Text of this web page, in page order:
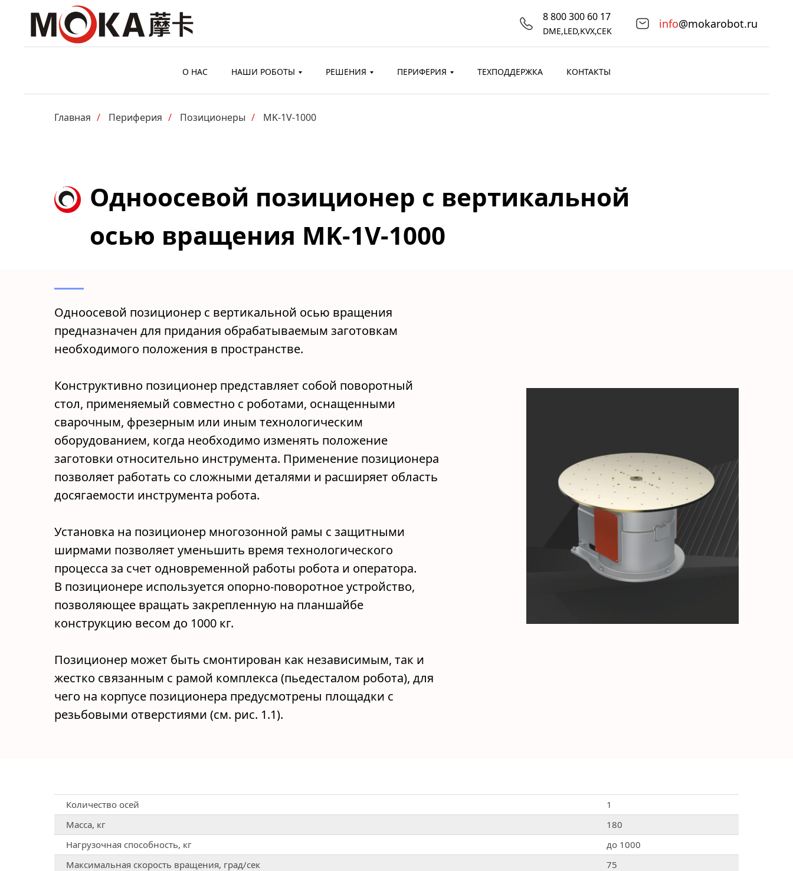
8 800 300 60 17
DME,LED,KVX,CEK
info@mokarobot.ru
О НАС НАШИ РОБОТЫ РЕШЕНИЯ ПЕРИФЕРИЯ ТЕХПОДДЕРЖКА КОНТАКТЫ
Главная / Периферия / Позиционеры / MK-1V-1000
Одноосевой позиционер с вертикальной
осью вращения MK-1V-1000
Одноосевой позиционер с вертикальной осью вращения
предназначен для придания обрабатываемым заготовкам
необходимого положения в пространстве.
Конструктивно позиционер представляет собой поворотный
стол, применяемый совместно с роботами, оснащенными
сварочным, фрезерным или иным технологическим
оборудованием, когда необходимо изменять положение
заготовки относительно инструмента. Применение позиционера
позволяет работать со сложными деталями и расширяет область
досягаемости инструмента робота.
Установка на позиционер многозонной рамы с защитными
ширмами позволяет уменьшить время технологического
процесса за счет одновременной работы робота и оператора.
В позиционере используется опорно-поворотное устройство,
позволяющее вращать закрепленную на планшайбе
конструкцию весом до 1000 кг.
Позиционер может быть смонтирован как независимым, так и
жестко связанным с рамой комплекса (пьедесталом робота), для
чего на корпусе позиционера предусмотрены площадки с
резьбовыми отверстиями (см. рис. 1.1).
Количество осей
1
Масса, кг
180
Нагрузочная способность, кг
до 1000
Максимальная скорость вращения, град/сек
75